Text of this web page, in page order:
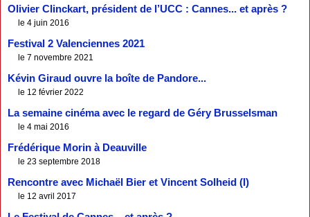
Olivier Clinckart, président de l’UCC : Cannes... et après ?
le 4 juin 2016
Festival 2 Valenciennes 2021
le 7 novembre 2021
Kévin Giraud ouvre la boîte de Pandore...
le 12 février 2022
La semaine cinéma avec le regard de Géry Brusselsman
le 4 mai 2016
Frédérique Morin à Deauville
le 23 septembre 2018
Rencontre avec Michaël Bier et Vincent Solheid (I)
le 12 avril 2017